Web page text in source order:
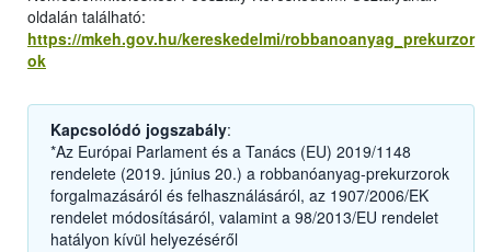
oldalán található:
https://mkeh.gov.hu/kereskedelmi/robbanoanyag_prekurzor
ok
Kapcsolódó jogszabály:
*Az Európai Parlament és a Tanács (EU) 2019/1148
rendelete (2019. június 20.) a robbanóanyag-prekurzorok
forgalmazásáról és felhasználásáról, az 1907/2006/EK
rendelet módosításáról, valamint a 98/2013/EU rendelet
hatályon kívül helyezéséről